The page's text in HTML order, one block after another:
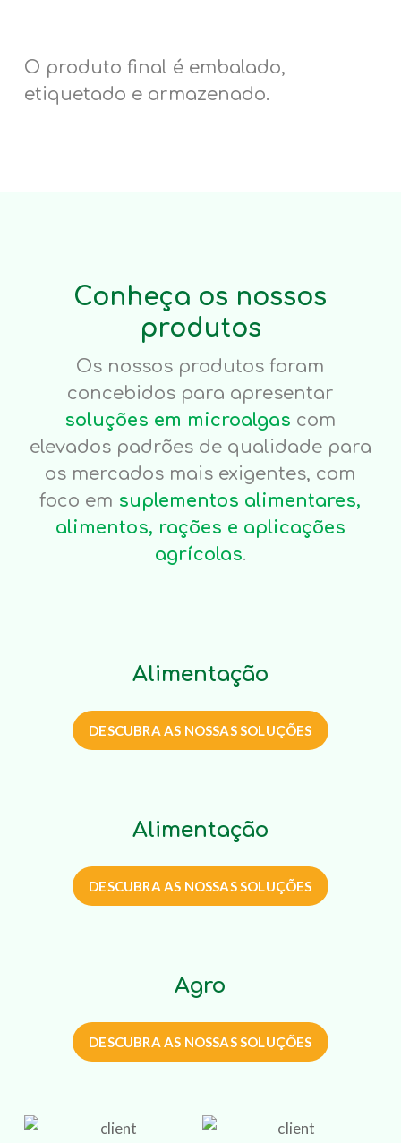
O produto final é embalado,
etiquetado e armazenado.
Conheça os nossos
produtos
Os nossos produtos foram
concebidos para apresentar
soluções em microalgas com
elevados padrões de qualidade para
os mercados mais exigentes, com
foco em suplementos alimentares,
alimentos, rações e aplicações
agrícolas.
Alimentação
DESCUBRA AS NOSSAS SOLUÇÕES
Alimentação
DESCUBRA AS NOSSAS SOLUÇÕES
Agro
DESCUBRA AS NOSSAS SOLUÇÕES